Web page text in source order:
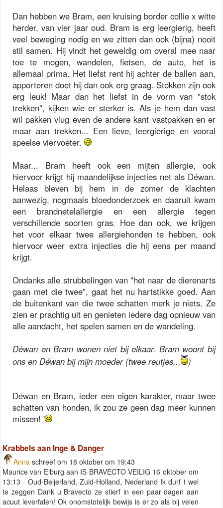
Dan hebben we Bram, een kruising border collie x witte
herder, van vier jaar oud. Bram is erg leergierig, heeft
veel beweging nodig en we zitten dan ook (bijna) nooit
stil samen. Hij vindt het geweldig om overal mee naar
toe te mogen, wandelen, fietsen, de auto, het is
allemaal prima. Het liefst rent hij achter de ballen aan,
apporteren doet hij dan ook erg graag. Stokken zijn ook
erg leuk! Maar dan het liefst in de vorm van "stok
trekken", kijken wie er sterker is. Als je hem dan vast
wil pakken vlug even de andere kant vastpakken en er
maar aan trekken... Een lieve, leergierige en vooral
speelse viervoeter.
Maar... Bram heeft ook een mijten allergie, ook
hiervoor krijgt hij maandelijkse injecties net als Déwan.
Helaas bleven bij hem in de zomer de klachten
aanwezig, nogmaals bloedonderzoek en daaruit kwam
een brandnetelallergie en een allergie tegen
verschillende soorten gras. Hoe dan ook, we krijgen
het voor elkaar twee allergiehonden te hebben, ook
hiervoor weer extra injecties die hij eens per maand
krijgt.
Ondanks alle strubbelingen van "het naar de dierenarts
gaan met die twee", gaat het nu hartstikke goed. Aan
de buitenkant van die twee schatten merk je niets. Ze
zien er prachtig uit en genieten iedere dag opnieuw van
alle aandacht, het spelen samen en de wandeling.
Déwan en Bram wonen niet bij elkaar. Bram woont bij
ons en Déwan bij mijn moeder (twee reutjes...
)
Déwan en Bram, ieder een eigen karakter, maar twee
schatten van honden, ik zou ze geen dag meer kunnen
missen! '
Krabbels aan Inge & Danger
Anna schreef om 18 oktober om 19:43
Maurice van Elburg‎ aan IS BRAVECTO VEILIG 16 oktober om
13:13 · Oud-Beijerland, Zuid-Holland, Nederland Ik durf t wel
te zeggen Dank u Bravecto ze stierf in een paar dagen aan
acuut leverfalen! Ok onomstotelijk bewijs is er zo als bij velen